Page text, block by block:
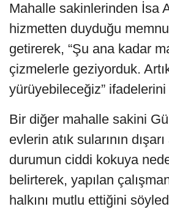
Mahalle sakinlerinden İsa
hizmetten duyduğu
getirerek, “Şu ana kadar
çizmelerle geziyorduk.
yürüyebileceğiz” ifadelerini
Bir diğer mahalle sakini
evlerin atık sularının dışarı
durumun ciddi kokuya
belirterek, yapılan
halkını mutlu ettiğini